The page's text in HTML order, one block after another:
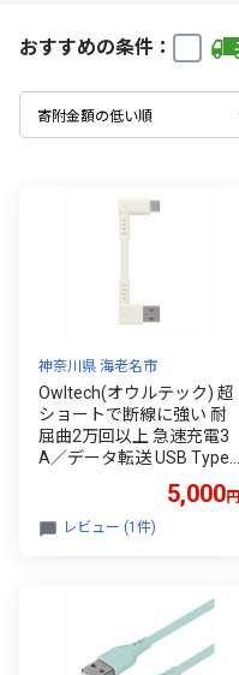
おすすめの条件：
神奈川県 海老名市
Owltech(オウルテック) 超
ショートで断線に強い 耐
屈曲2万回以上 急速充電3
A／データ転送 USB Type-
クター ケーブル OWL-CBK
TC1LR-KI キナリ 【 ケーブ
5,000円
レビュー (1件)